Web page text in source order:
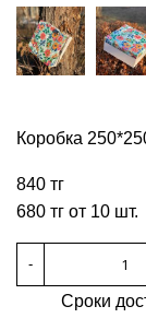
Коробка
840 тг
680 тг от 10 шт.
-
Сроки